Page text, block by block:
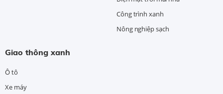
Công trình xanh
Nông nghiệp sạch
Giao thông xanh
Ô tô
Xe máy